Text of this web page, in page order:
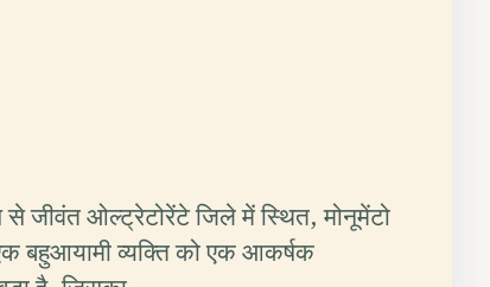
से जीवंत ओल्ट्रेटोरेंटे जिले में स्थित, मोनूमेंटो
एक बहुआयामी व्यक्ति को एक आकर्षक